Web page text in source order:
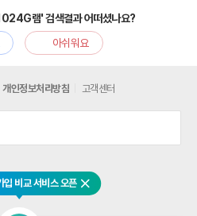
램' 검색결과 어떠셨나요?
아쉬워요
입 비교 서비스 오픈 닫기
개인정보처리방침 고객센터